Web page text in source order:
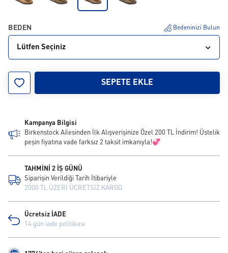
BEDEN Bedeninizi Bulun
Lütfen Seçiniz
SEPETE EKLE
Kampanya Bilgisi
Birkenstock Ailesinden İlk Alışverişinize Özel 200 TL İndirim! Üstelik
peşin fiyatına vade farksız 2 taksit imkanıyla!💞
TAHMİNİ 2 İŞ GÜNÜ
Siparişin Verildiği Tarih İtibariyle
2000 TL ÜZERİ ÜCRETSİZ KARGO
Ücretsiz İADE
14 gün iade politikası